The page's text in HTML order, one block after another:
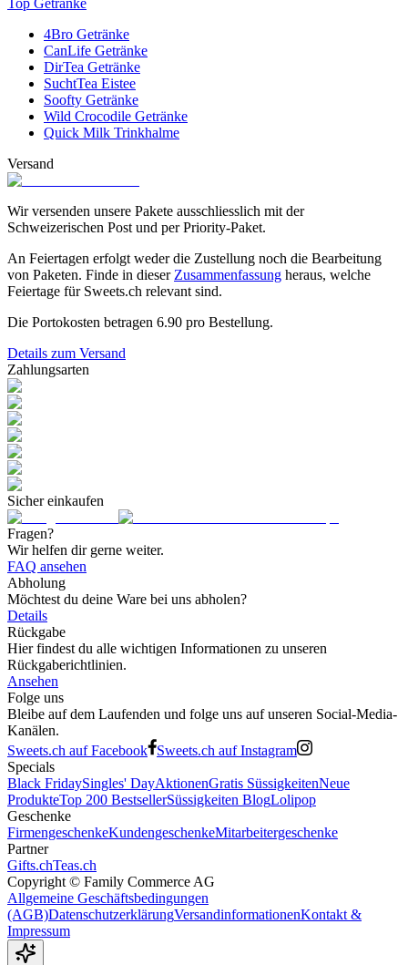
Top Getränke
4Bro Getränke
CanLife Getränke
DirTea Getränke
SuchtTea Eistee
Soofty Getränke
Wild Crocodile Getränke
Quick Milk Trinkhalme
Versand
Wir versenden unsere Pakete ausschliesslich mit der
Schweizerischen Post und per Priority-Paket.
An Feiertagen erfolgt weder die Zustellung noch die Bearbeitung
von Paketen. Finde in dieser Zusammenfassung heraus, welche
Feiertage für Sweets.ch relevant sind.
Die Portokosten betragen 6.90 pro Bestellung.
Details zum Versand
Zahlungsarten
Sicher einkaufen
Fragen?
Wir helfen dir gerne weiter.
FAQ ansehen
Abholung
Möchtest du deine Ware bei uns abholen?
Details
Rückgabe
Hier findest du alle wichtigen Informationen zu unseren
Rückgaberichtlinien.
Ansehen
Folge uns
Bleibe auf dem Laufenden und folge uns auf unseren Social-Media-
Kanälen.
Sweets.ch auf Facebook
Sweets.ch auf Instagram
Specials
Black FridaySingles' DayAktionenGratis SüssigkeitenNeue
ProdukteTop 200 BestsellerSüssigkeiten BlogLolipop
Geschenke
FirmengeschenkeKundengeschenkeMitarbeitergeschenke
Partner
Gifts.chTeas.ch
Copyright © Family Commerce AG
Allgemeine Geschäftsbedingungen
(AGB)DatenschutzerklärungVersandinformationenKontakt &
Impressum